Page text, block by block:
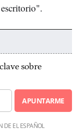
sobre
APUNTARME
DE EL ESPAÑOL